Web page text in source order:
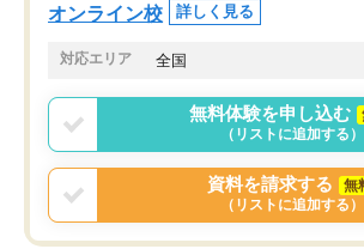
オンライン校 詳しく見る
対応エリア 全国
無料体験を申し込む
（リストに追加する）
資料を請求する
無
（リストに追加する）